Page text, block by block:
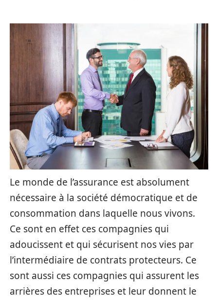
Le monde de l’assurance est absolument
nécessaire à la société démocratique et de
consommation dans laquelle nous vivons.
Ce sont en effet ces compagnies qui
adoucissent et qui sécurisent nos vies par
l’intermédiaire de contrats protecteurs. Ce
sont aussi ces compagnies qui assurent les
arrières des entreprises et leur donnent le